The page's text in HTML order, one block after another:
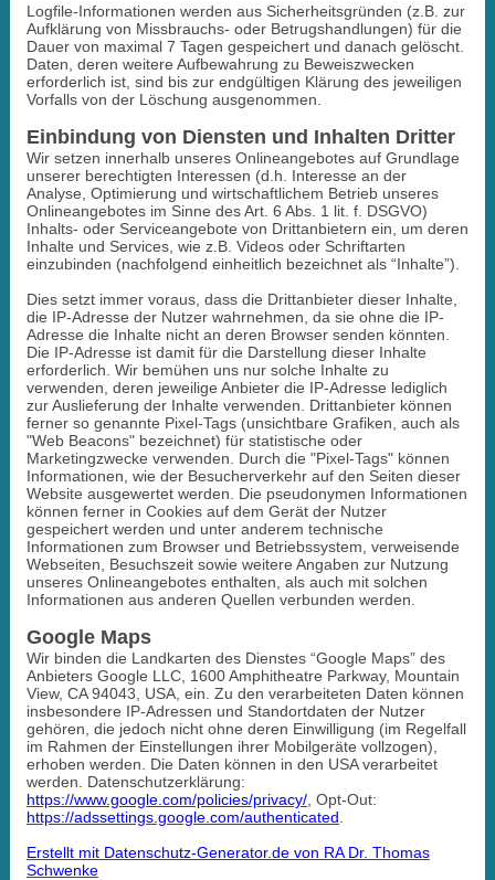
Logfile-Informationen werden aus Sicherheitsgründen (z.B. zur
Aufklärung von Missbrauchs- oder Betrugshandlungen) für die
Dauer von maximal 7 Tagen gespeichert und danach gelöscht.
Daten, deren weitere Aufbewahrung zu Beweiszwecken
erforderlich ist, sind bis zur endgültigen Klärung des jeweiligen
Vorfalls von der Löschung ausgenommen.
Einbindung von Diensten und Inhalten Dritter
Wir setzen innerhalb unseres Onlineangebotes auf Grundlage
unserer berechtigten Interessen (d.h. Interesse an der
Analyse, Optimierung und wirtschaftlichem Betrieb unseres
Onlineangebotes im Sinne des Art. 6 Abs. 1 lit. f. DSGVO)
Inhalts- oder Serviceangebote von Drittanbietern ein, um deren
Inhalte und Services, wie z.B. Videos oder Schriftarten
einzubinden (nachfolgend einheitlich bezeichnet als “Inhalte”).
Dies setzt immer voraus, dass die Drittanbieter dieser Inhalte,
die IP-Adresse der Nutzer wahrnehmen, da sie ohne die IP-
Adresse die Inhalte nicht an deren Browser senden könnten.
Die IP-Adresse ist damit für die Darstellung dieser Inhalte
erforderlich. Wir bemühen uns nur solche Inhalte zu
verwenden, deren jeweilige Anbieter die IP-Adresse lediglich
zur Auslieferung der Inhalte verwenden. Drittanbieter können
ferner so genannte Pixel-Tags (unsichtbare Grafiken, auch als
"Web Beacons" bezeichnet) für statistische oder
Marketingzwecke verwenden. Durch die "Pixel-Tags" können
Informationen, wie der Besucherverkehr auf den Seiten dieser
Website ausgewertet werden. Die pseudonymen Informationen
können ferner in Cookies auf dem Gerät der Nutzer
gespeichert werden und unter anderem technische
Informationen zum Browser und Betriebssystem, verweisende
Webseiten, Besuchszeit sowie weitere Angaben zur Nutzung
unseres Onlineangebotes enthalten, als auch mit solchen
Informationen aus anderen Quellen verbunden werden.
Google Maps
Wir binden die Landkarten des Dienstes “Google Maps” des
Anbieters Google LLC, 1600 Amphitheatre Parkway, Mountain
View, CA 94043, USA, ein. Zu den verarbeiteten Daten können
insbesondere IP-Adressen und Standortdaten der Nutzer
gehören, die jedoch nicht ohne deren Einwilligung (im Regelfall
im Rahmen der Einstellungen ihrer Mobilgeräte vollzogen),
erhoben werden. Die Daten können in den USA verarbeitet
werden. Datenschutzerklärung:
https://www.google.com/policies/privacy/, Opt-Out:
https://adssettings.google.com/authenticated
Erstellt mit Datenschutz-Generator.de von RA Dr. Thomas
Schwenke